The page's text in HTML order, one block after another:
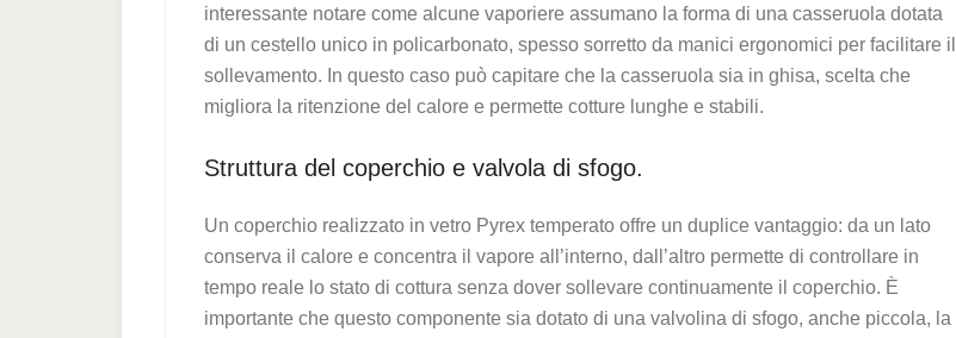
interessante notare come alcune vaporiere assumano la forma di una casseruola dotata
di un cestello unico in policarbonato, spesso sorretto da manici ergonomici per facilitare il
sollevamento. In questo caso può capitare che la casseruola sia in ghisa, scelta che
migliora la ritenzione del calore e permette cotture lunghe e stabili.
Struttura del coperchio e valvola di sfogo.
Un coperchio realizzato in vetro Pyrex temperato offre un duplice vantaggio: da un lato
conserva il calore e concentra il vapore all’interno, dall’altro permette di controllare in
tempo reale lo stato di cottura senza dover sollevare continuamente il coperchio. È
importante che questo componente sia dotato di una valvolina di sfogo, anche piccola, la